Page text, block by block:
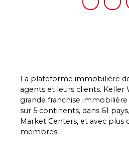
La plateforme immobilière
agents et leurs clients. Keller
grande franchise
sur 5 continents, dans 61
Market Centers, et avec plus
membres.